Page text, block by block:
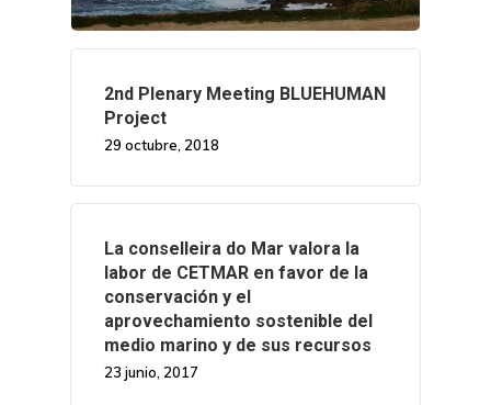
2nd Plenary Meeting BLUEHUMAN
Project
29 octubre, 2018
La conselleira do Mar valora la
labor de CETMAR en favor de la
conservación y el
aprovechamiento sostenible del
medio marino y de sus recursos
23 junio, 2017